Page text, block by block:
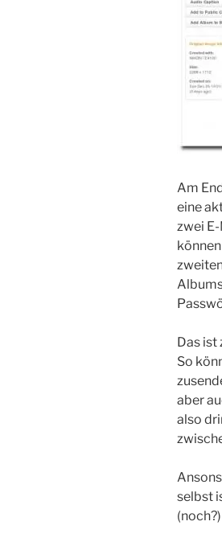
Am
eine
zwei
Das
So
aber
also
selbst